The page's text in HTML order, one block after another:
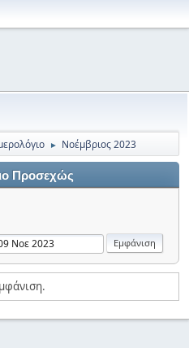
► Νοέμβριος 2023
Προσεχώς